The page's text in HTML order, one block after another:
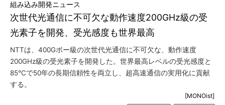
次世代光通信に不可欠な動作速度200GHz級の受
光素子を開発、受光感度も世界最高
組み込み開発ニュース
NTTは、400Gボー級の次世代光通信に不可欠な、動作速度
200GHz級の受光素子を開発した。世界最高レベルの受光感度と
85℃で50年の長期信頼性を両立し、超高速通信の実用化に貢献
する。
[MONOist]